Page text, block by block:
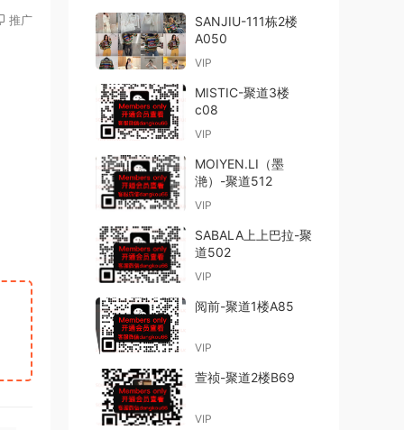
推广
SANJIU-111栋2楼
A050
VIP
MISTIC-聚道3楼
c08
VIP
MOIYEN.LI（墨
滟）-聚道512
VIP
SABALA上上巴拉-聚
道502
VIP
阅前-聚道1楼A85
VIP
萱祯-聚道2楼B69
VIP